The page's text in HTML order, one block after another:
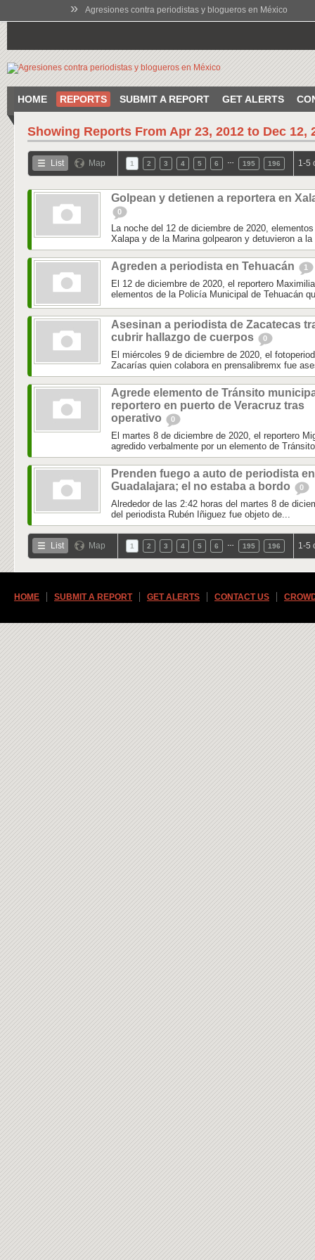
» Agresiones contra periodistas y blogueros en México
HOME REPORTS SUBMIT A REPORT GET ALERTS
Showing Reports From Apr 23, 2012 to Dec 12,
List Map 1 2 3 4 5 6 195 196 1-5
Golpean y detienen a reportera en
0
La noche del 12 de diciembre de 2020,
Xalapa y de la Marina golpearon y detuvieron a la
Agreden a periodista en Tehuacán 1
El 12 de diciembre de 2020, el reportero
elementos de la Policía Municipal de Tehuacán
Asesinan a periodista de Zacatecas
cubrir hallazgo de cuerpos
0
El miércoles 9 de diciembre de 2020, el
Zacarías quien colabora en prensalibremx fue
Agrede elemento de Tránsito
reportero en puerto de Veracruz tras
operativo
0
El martes 8 de diciembre de 2020, el reportero
agredido verbalmente por un elemento de
Prenden fuego a auto de periodista en
Guadalajara; el no estaba a bordo
0
Alrededor de las 2:42 horas del martes 8 de
del periodista Rubén Iñiguez fue objeto de...
List Map 1 2 3 4 5 6 195 196 1-5
HOME SUBMIT A REPORT GET ALERTS CONTACT US